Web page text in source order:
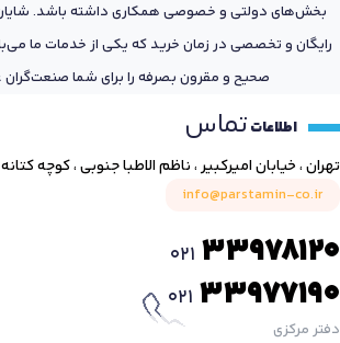
بخش‌های دولتی و خصوصی همکاری داشته باشد. شایان
رایگان و تخصصی در زمان خرید که یکی از خدمات ما
صحیح و مقرون بصرفه را برای شما صنعت‌گران
اطلاعاتتماس
تهران ، خیابان امیرکبیر ، ناظم الاطبا جنوبی ، کوچه کتانه ، پلاک ۳۱
info@parstamin-co.ir
021 33978120
021 33977190
دفتر مرکزی